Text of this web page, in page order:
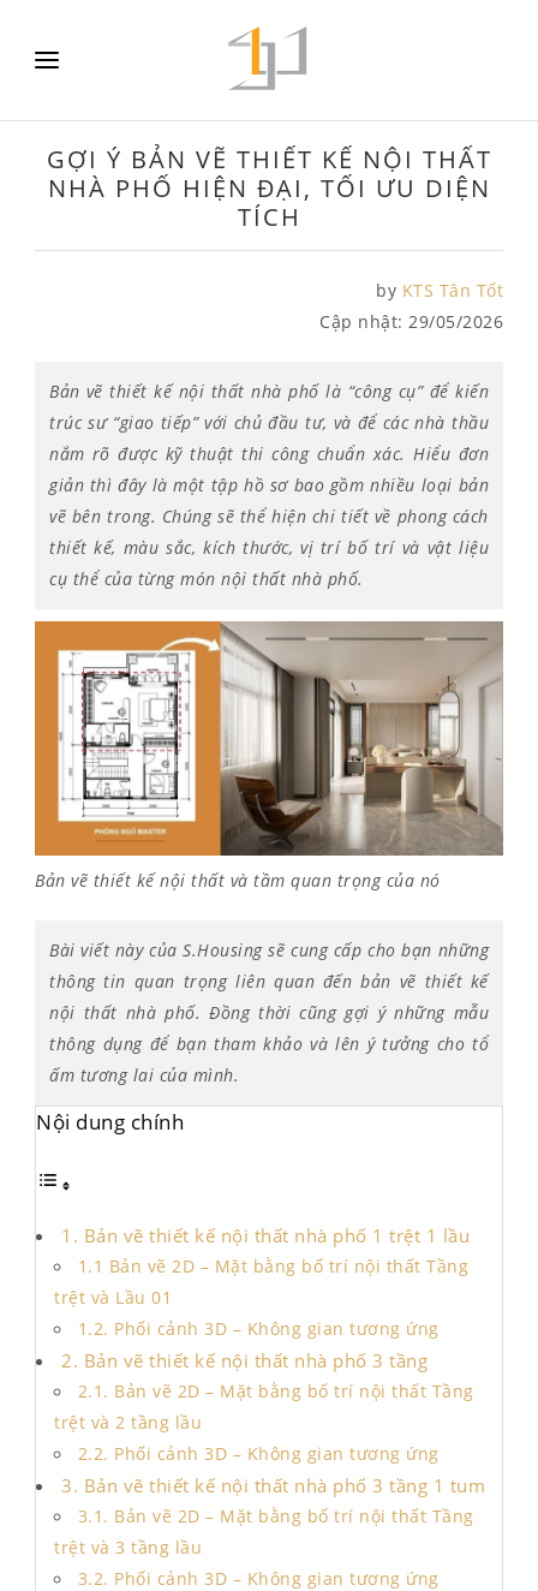
GỢI Ý BẢN VẼ THIẾT KẾ NỘI THẤT
NHÀ PHỐ HIỆN ĐẠI, TỐI ƯU DIỆN
TÍCH
by KTS Tân Tốt
Cập nhật: 29/05/2026
Bản vẽ thiết kế nội thất nhà phố là “công cụ” để kiến
trúc sư “giao tiếp” với chủ đầu tư, và để các nhà thầu
nắm rõ được kỹ thuật thi công chuẩn xác. Hiểu đơn
giản thì đây là một tập hồ sơ bao gồm nhiều loại bản
vẽ bên trong. Chúng sẽ thể hiện chi tiết về phong cách
thiết kế, màu sắc, kích thước, vị trí bố trí và vật liệu
cụ thể của từng món nội thất nhà phố.
Bản vẽ thiết kế nội thất và tầm quan trọng của nó
Bài viết này của S.Housing sẽ cung cấp cho bạn những
thông tin quan trọng liên quan đến bản vẽ thiết kế
nội thất nhà phố. Đồng thời cũng gợi ý những mẫu
thông dụng để bạn tham khảo và lên ý tưởng cho tổ
ấm tương lai của mình.
Nội dung chính
1. Bản vẽ thiết kế nội thất nhà phố 1 trệt 1 lầu
1.1 Bản vẽ 2D – Mặt bằng bố trí nội thất Tầng
trệt và Lầu 01
1.2. Phối cảnh 3D – Không gian tương ứng
2. Bản vẽ thiết kế nội thất nhà phố 3 tầng
2.1. Bản vẽ 2D – Mặt bằng bố trí nội thất Tầng
trệt và 2 tầng lầu
2.2. Phối cảnh 3D – Không gian tương ứng
3. Bản vẽ thiết kế nội thất nhà phố 3 tầng 1 tum
3.1. Bản vẽ 2D – Mặt bằng bố trí nội thất Tầng
trệt và 3 tầng lầu
3.2. Phối cảnh 3D – Không gian tương ứng